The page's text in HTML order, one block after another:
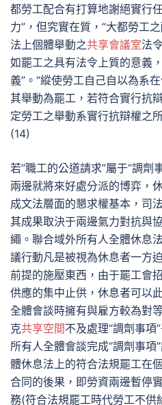
都勞工配合有打算地謝絕實行
力”，但究實在質，“大都勞工
法上個體舉動之共享會議室法
如罷工之具有法令上質的意義
義”。“縱使勞工自己自以為系
其舉動為罷工，若符合實行抗
定勞工之舉動系實行抗辯權之
(14)
若“職工的公道請求”屬于“調劑
兩邊就將來好處分派的博弈，
成文法層面的懇求權基本，司
其成果取決于兩邊氣力對抗與
繩。聯合域外所有人全體休息
議行動凡是被視為休息者一方
前提的施壓東西，由于罷工會
供應的集中止供，休息者可以
全體會談時擁有與雇方較為對
克共享空間不及處理“調劑事項
所有人全體會談完成“調劑事項
體休息法上的符合法規罷工在
合同的後果，即勞資兩邊暫停
務(符合法規罷工時代勞工不供